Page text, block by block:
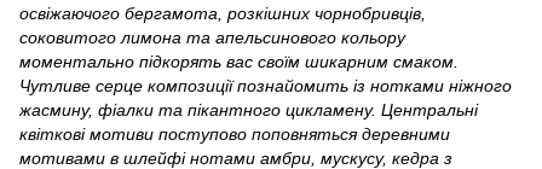
освіжаючого бергамота, розкішних чорнобривців,
соковитого лимона та апельсинового кольору
моментально підкорять вас своїм шикарним смаком.
Чутливе серце композиції познайомить із нотками ніжного
жасмину, фіалки та пікантного цикламену. Центральні
квіткові мотиви поступово поповняться деревними
мотивами в шлейфі нотами амбри, мускусу, кедра з